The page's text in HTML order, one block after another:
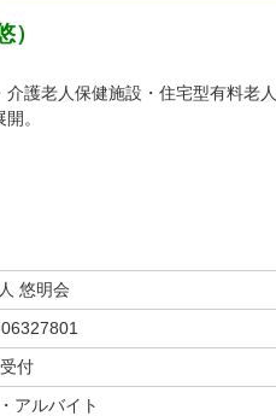
）
護老人保健施設・住宅型有料老
。
悠明会
付
アルバイト